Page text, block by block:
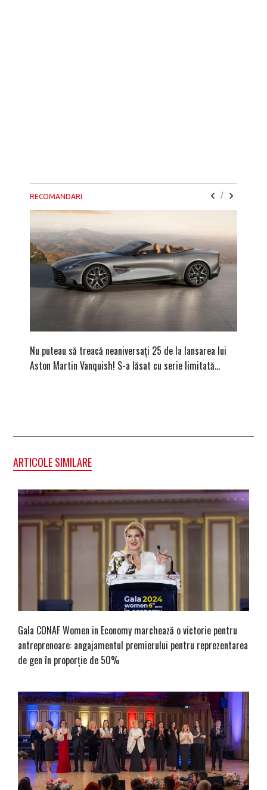
RECOMANDARI /
Nu puteau să treacă neaniversați 25 de la lansarea lui
Aston Martin Vanquish! S-a lăsat cu serie limitată…
ARTICOLE SIMILARE
Gala CONAF Women in Economy marchează o victorie pentru
antreprenoare: angajamentul premierului pentru reprezentarea
de gen în proporție de 50%